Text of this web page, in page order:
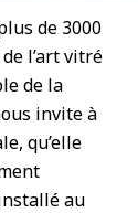
de 3000
l’art vitré
de la
invite à
qu’elle
au